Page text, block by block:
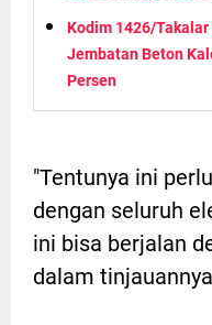
Kodim 1426/
Jembatan Beton
Persen
"Tentunya ini
dengan seluruh
ini bisa berjalan
dalam